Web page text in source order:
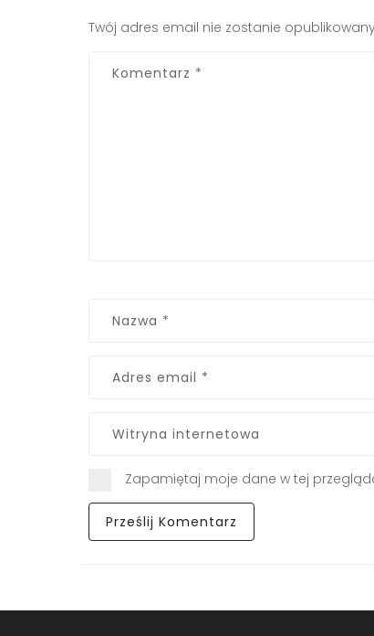
Twój adres email nie zostanie
Zapamiętaj moje dane w tej